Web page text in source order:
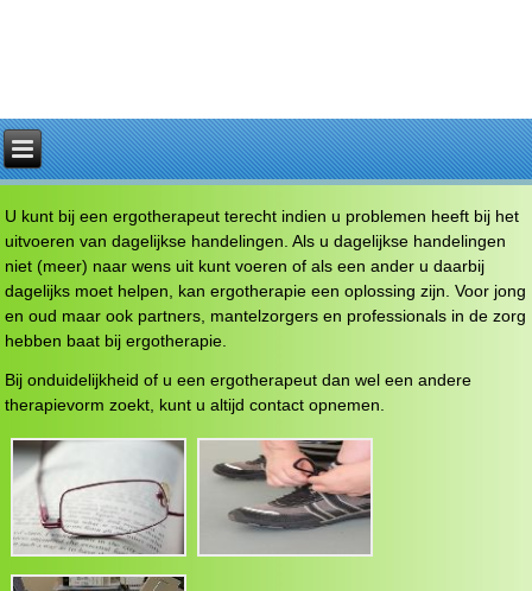
U kunt bij een ergotherapeut terecht indien u problemen heeft bij het
uitvoeren van dagelijkse handelingen. Als u dagelijkse handelingen
niet (meer) naar wens uit kunt voeren of als een ander u daarbij
dagelijks moet helpen, kan ergotherapie een oplossing zijn. Voor jong
en oud maar ook partners, mantelzorgers en professionals in de zorg
hebben baat bij ergotherapie.
Bij onduidelijkheid of u een ergotherapeut dan wel een andere
therapievorm zoekt, kunt u altijd contact opnemen.